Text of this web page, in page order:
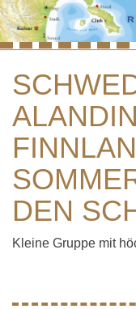
FINNLAND –
DEN
Kleine Gruppe mit